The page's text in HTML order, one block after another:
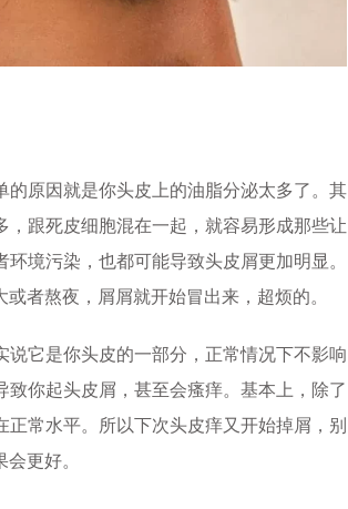
原因就是你头皮上的油脂分泌太多了。其
跟死皮细胞混在一起，就容易形成那些让
境污染，也都可能导致头皮屑更加明显。
者熬夜，屑屑就开始冒出来，超烦的。
它是你头皮的一部分，正常情况下不影响
你起头皮屑，甚至会瘙痒。基本上，除了
常水平。所以下次头皮痒又开始掉屑，别
更好。